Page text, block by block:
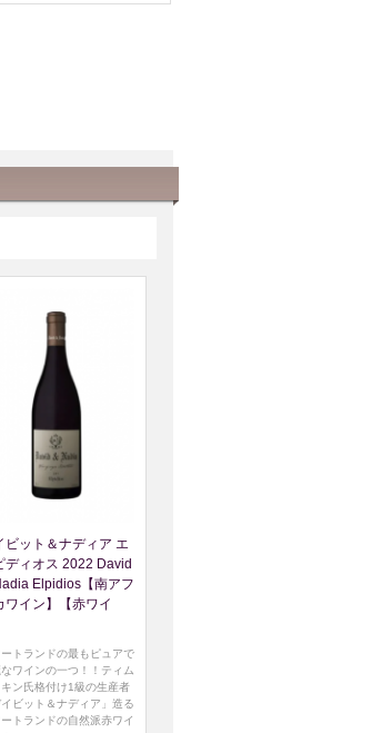
ビット＆ナディア エ
ディオス 2022 David
Elpidios【南アフ
ワイン】【赤ワイ
ートランドの最もピュアで
ワインの一つ！！ティム
キン氏格付け1級の生産者
イビット＆ナディア」造る
ートランドの自然派赤ワイ